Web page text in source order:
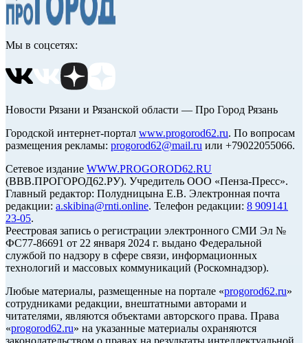
Мы в соцсетях:
Новости Рязани и Рязанской области — Про Город Рязань
Городской интернет-портал www.progorod62.ru. По вопросам
размещения рекламы: progorod62@mail.ru или +79022055066.
Сетевое издание WWW.PROGOROD62.RU
(ВВВ.ПРОГОРОД62.РУ). Учредитель ООО «Пенза-Пресс».
Главный редактор: Полудницына Е.В. Электронная почта
редакции: a.skibina@rnti.online. Телефон редакции: 8 909141
23-05.
Реестровая запись о регистрации электронного СМИ Эл №
ФС77-86691 от 22 января 2024 г. выдано Федеральной
службой по надзору в сфере связи, информационных
технологий и массовых коммуникаций (Роскомнадзор).
Любые материалы, размещенные на портале «progorod62.ru»
сотрудниками редакции, внештатными авторами и
читателями, являются объектами авторского права. Права
«progorod62.ru» на указанные материалы охраняются
законодательством о правах на результаты интеллектуальной